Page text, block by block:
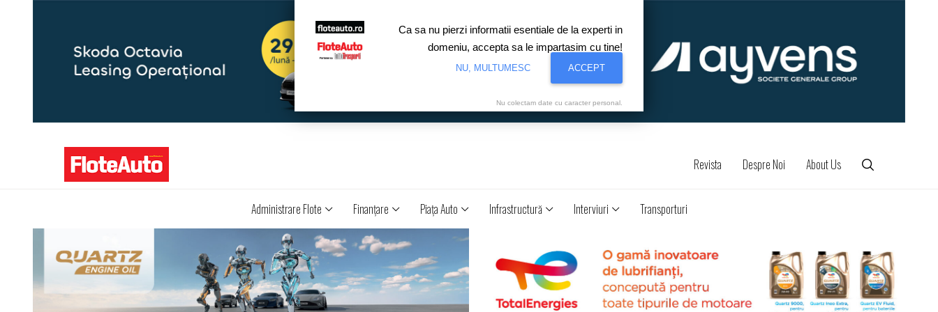
Revista Despre Noi About Us
Administrare Flote Finanţare Piaţa Auto Infrastructură Interviuri Transporturi
Ca sa nu pierzi informatii esentiale de la experti in
domeniu, accepta sa le impartasim cu tine!
NU, MULTUMESC ACCEPT
Nu colectam date cu caracter personal.